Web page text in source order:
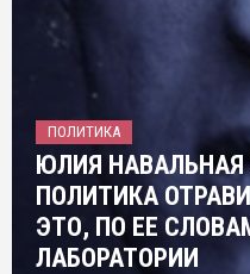
ПОЛИТИКА
ЮЛИЯ НАВАЛЬНАЯ
ПОЛИТИКА
ЭТО, ПО ЕЕ
ЛАБОРАТОРИИ